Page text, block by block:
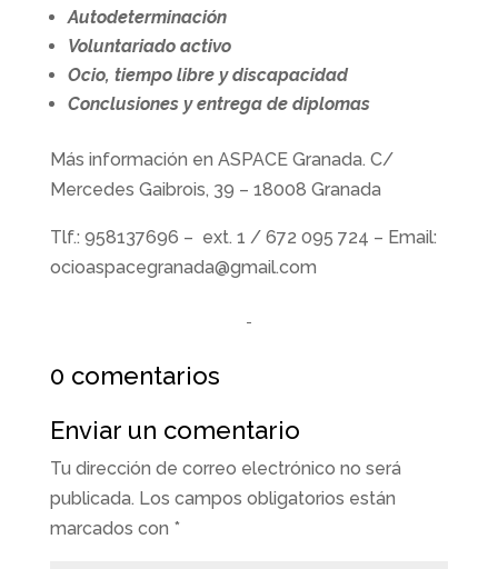
Autodeterminación
Voluntariado activo
Ocio, tiempo libre y discapacidad
Conclusiones y entrega de diplomas
Más información en ASPACE Granada. C/
Mercedes Gaibrois, 39 – 18008 Granada
Tlf.: 958137696 – ext. 1 / 672 095 724 – Email:
ocioaspacegranada@gmail.com
0 comentarios
Enviar un comentario
Tu dirección de correo electrónico no será
publicada. Los campos obligatorios están
marcados con *